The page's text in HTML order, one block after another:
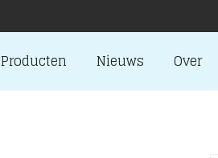
Producten Nieuws Over